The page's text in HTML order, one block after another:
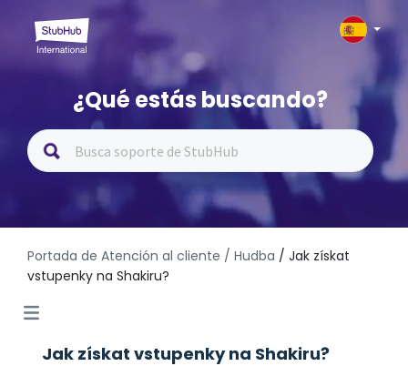
¿Qué estás buscando?
Portada de Atención al cliente / Hudba / Jak získat
vstupenky na Shakiru?
Jak získat vstupenky na Shakiru?